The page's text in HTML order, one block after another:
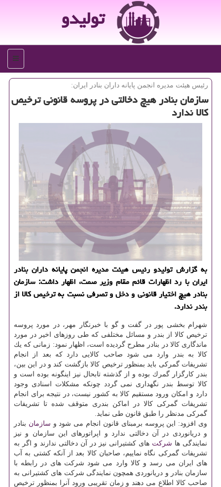
تولیدو
منو
رئیس هیئت مدیره انجمن پایانه داران بنادر ایران:
سازمان بنادر هیچ دخالتی در پروسه قانونی ترخیص
كالا ندارد
به گزارش تولیدو رئیس هیئت مدیره انجمن پایانه داران بنادر
ایران با رد اظهارات قائم مقام وزیر صمت، اظهار داشت: سازمان
بنادر هیچ اختیار قانونی و دخل و تصرفی نسبت به ترخیص كالا از
بندر ندارد.
شهرام بخشی پور در گفت و گو با خبرنگار مهر، در مورد پروسه
ترخیص كالا از بندر و مسائل مختلفی كه طی روزهای اخیر در مورد
ماندگاری كالا در بنادر مطرح گردیده است، اظهار نمود: زمانی كه یك
كالا به بندر وارد می شود صاحب كالایی دارد كه بعد از انجام
تشریفات گمركی باید بمنظور ترخیص كالا بازگشت كند و در این بین،
بندر كارگزار گمرك بوده و از گذشته تابحال نیز اینگونه بوده است و
كالا توسط بندر نگهداری نمی گردد چونكه مشكلات اسنادی وجود
دارد و امكان ورود مستقیم كالا به كشور نیست، در نتیجه برای انجام
تشریفات گمركی كالا در اماكن بندری متوقف شده تا تشریفات
گمركی مدنظر را طبق قانون طی نماید.
وی افزود: این پروسه برمبنای قانون انجام می شود و سازمان بنادر
و دریانوردی در آن دخالتی ندارد و اپراتورهای این سازمان و نیز
نمایندگی ها شركت های كشتیرانی نیز در آن دخالتی ندارند و اگر به
تشریفات گمركی نگاه نماییم، صاحبان كالا بعد از آنكه كشتی به آب
های ایران می رسد و كالا وارد می شود شركت های در رابطه با
سازمان بنادر و دریانوردی همچون نمایندگی شركت های كشتیرانی به
صاحب كالا اطلاع می دهند و زمان تقریبی ورود آنرا بمنظور ترخیص